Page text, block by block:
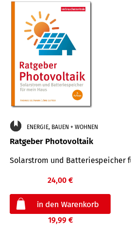
ENERGIE, BAUEN + WOHNEN
Ratgeber Photovoltaik
Solarstrom und Batteriespeicher
24,00 €
19,99 €